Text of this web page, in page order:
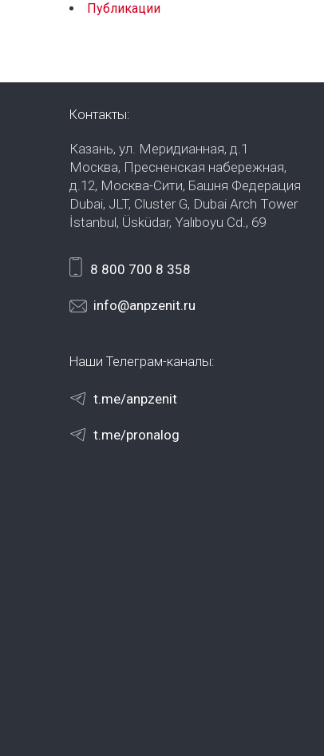
Публикации
Контакты:
Казань, ул. Меридианная, д.1
Москва, Пресненская набережная,
д.12, Москва-Сити, Башня Федерация
Dubai, JLT, Cluster G, Dubai Arch Tower
İstanbul, Üsküdar, Yalıboyu Cd., 69
8 800 700 8 358
info@anpzenit.ru
Наши Телеграм-каналы:
t.me/anpzenit
t.me/pronalog